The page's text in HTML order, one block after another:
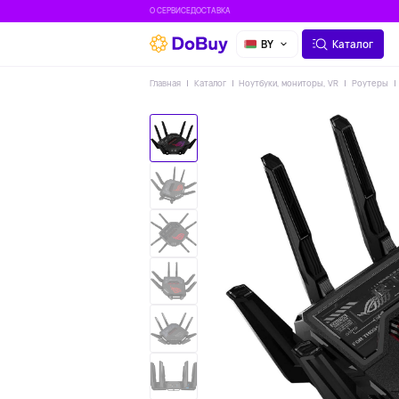
О СЕРВИСЕДОСТАВКА
BY Каталог
Главная Каталог Ноутбуки, мониторы, VR Роутеры